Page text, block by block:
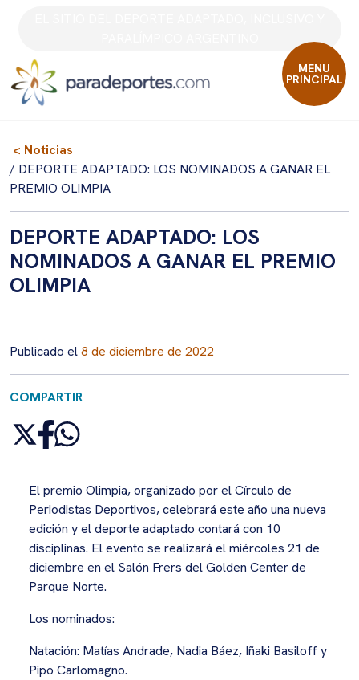
MENU
PRINCIPAL
< Noticias
/ DEPORTE ADAPTADO: LOS NOMINADOS A GANAR EL
PREMIO OLIMPIA
DEPORTE ADAPTADO: LOS
NOMINADOS A GANAR EL PREMIO
OLIMPIA
Publicado el8 de diciembre de 2022
COMPARTIR
El premio Olimpia, organizado por el Círculo de
Periodistas Deportivos, celebrará este año una nueva
edición y el deporte adaptado contará con 10
disciplinas. El evento se realizará el miércoles 21 de
diciembre en el Salón Frers del Golden Center de
Parque Norte.
Los nominados:
Natación: Matías Andrade, Nadia Báez, Iñaki Basiloff y
Pipo Carlomagno.